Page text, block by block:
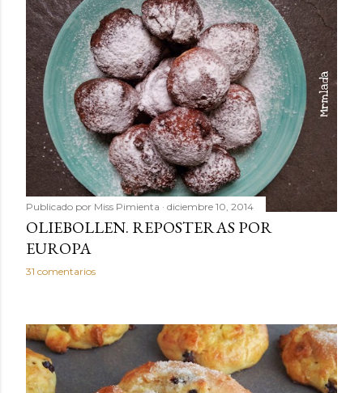
Publicado por Miss Pimienta diciembre 10, 2014
OLIEBOLLEN. REPOSTERAS POR
EUROPA
31 comentarios